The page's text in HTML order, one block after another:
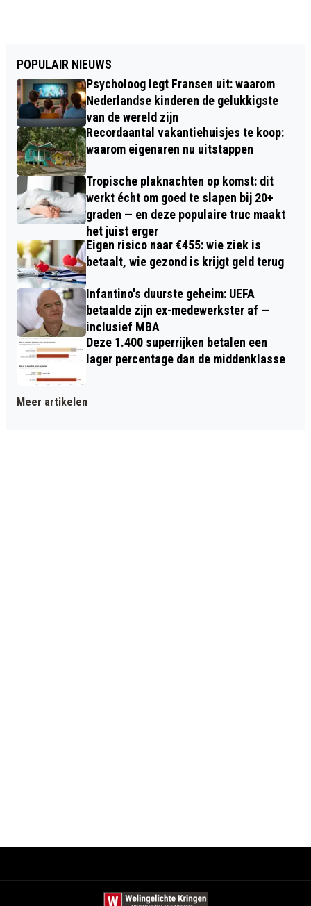
POPULAIR NIEUWS
Psycholoog legt Fransen uit: waarom
Nederlandse kinderen de gelukkigste
van de wereld zijn
Recordaantal vakantiehuisjes te koop:
waarom eigenaren nu uitstappen
Tropische plaknachten op komst: dit
werkt écht om goed te slapen bij 20+
graden — en deze populaire truc maakt
het juist erger
Eigen risico naar €455: wie ziek is
betaalt, wie gezond is krijgt geld terug
Infantino's duurste geheim: UEFA
betaalde zijn ex-medewerkster af —
inclusief MBA
Deze 1.400 superrijken betalen een
lager percentage dan de middenklasse
Meer artikelen